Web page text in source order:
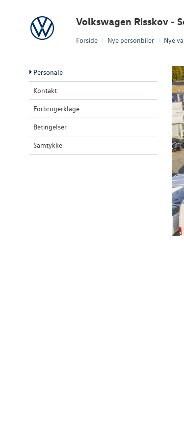
Forside Nye personbiler Nye
Volkswagen Volkswagen Risskov -
Personale
Kontakt
Forbrugerklage
Betingelser
Samtykke